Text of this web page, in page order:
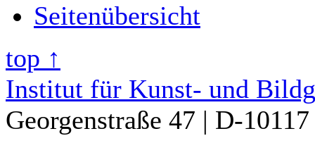
Seitenübersicht
top ↑
Institut für Kunst- und
Georgenstraße 47 | D-